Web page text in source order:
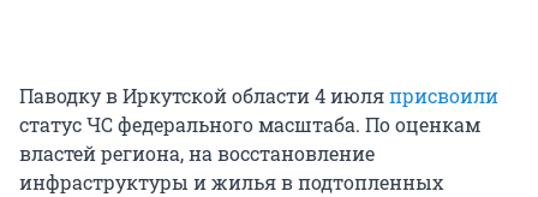
Паводку в Иркутской области 4 июляприсвоили
статус ЧС федерального масштаба. По оценкам
властей региона, на восстановление
инфраструктуры и жилья в подтопленных